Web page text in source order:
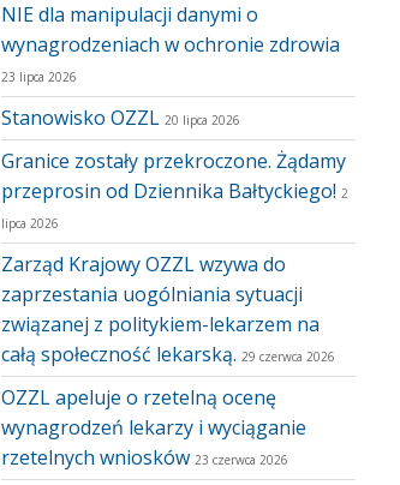
NIE dla manipulacji danymi o
wynagrodzeniach w ochronie zdrowia
23 lipca 2026
Stanowisko OZZL 20 lipca 2026
Granice zostały przekroczone. Żądamy
przeprosin od Dziennika Bałtyckiego! 2
lipca 2026
Zarząd Krajowy OZZL wzywa do
zaprzestania uogólniania sytuacji
związanej z politykiem-lekarzem na
całą społeczność lekarską. 29 czerwca 2026
OZZL apeluje o rzetelną ocenę
wynagrodzeń lekarzy i wyciąganie
rzetelnych wniosków 23 czerwca 2026